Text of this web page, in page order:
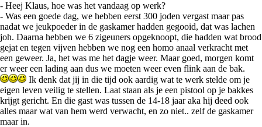
- Heej Klaus, hoe was het vandaag op werk?
- Was een goede dag, we hebben eerst 300 joden vergast maar pas
nadat we jeukpoeder in de gaskamer hadden gegooid, dat was lachen
joh. Daarna hebben we 6 zigeuners opgeknoopt, die hadden wat brood
gejat en tegen vijven hebben we nog een homo anaal verkracht met
een geweer. Ja, het was me het dagje weer. Maar goed, morgen komt
er weer een lading aan dus we moeten weer even flink aan de bak.
Ik denk dat jij in die tijd ook aardig wat te werk stelde om je
eigen leven veilig te stellen. Laat staan als je een pistool op je bakkes
krijgt gericht. En die gast was tussen de 14-18 jaar aka hij deed ook
alles maar wat van hem werd verwacht, en zo niet.. zelf de gaskamer
maar in.